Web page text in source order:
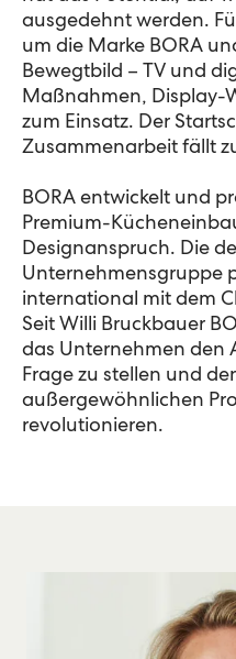
ausgedehnt werden.
um die Marke BORA
Bewegtbild – TV und
Maßnahmen, Display-
zum Einsatz. Der
Zusammenarbeit fällt
BORA entwickelt und
Premium-
Designanspruch. Die
Unternehmensgruppe
international mit dem
Seit Willi Bruckbauer
das Unternehmen den
Frage zu stellen und
außergewöhnlichen
revolutionieren.